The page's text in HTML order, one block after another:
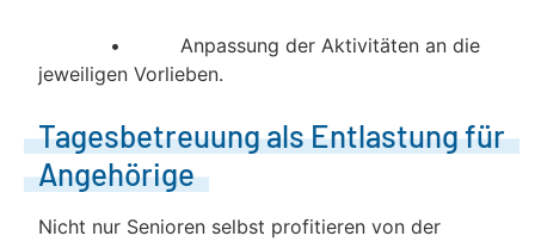
• Anpassung der Aktivitäten an die
jeweiligen Vorlieben.
Tagesbetreuung als Entlastung für
Angehörige
Nicht nur Senioren selbst profitieren von der